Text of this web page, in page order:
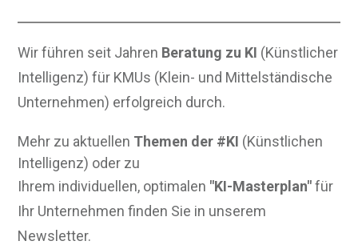
Wir führen seit Jahren Beratung zu KI (Künstlicher
Intelligenz) für KMUs (Klein- und Mittelständische
Unternehmen) erfolgreich durch.
Mehr zu aktuellen Themen der #KI (Künstlichen
Intelligenz) oder zu
Ihrem individuellen, optimalen "KI-Masterplan"für
Ihr Unternehmen finden Sie in unserem
Newsletter.